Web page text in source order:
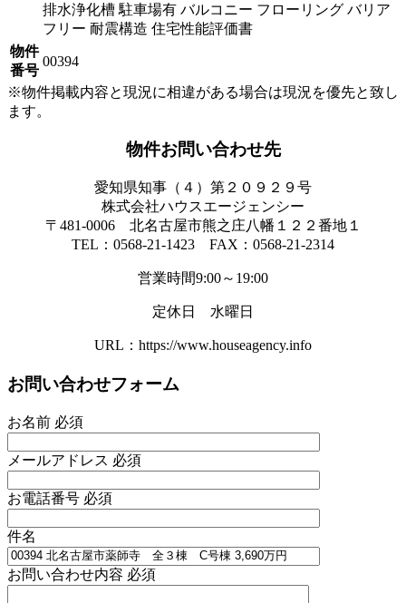
排水浄化槽 駐車場有 バルコニー フローリング バリア
フリー 耐震構造 住宅性能評価書
物件
番号
00394
※物件掲載内容と現況に相違がある場合は現況を優先と致し
ます。
物件お問い合わせ先
愛知県知事（４）第２０９２９号
株式会社ハウスエージェンシー
〒481-0006 北名古屋市熊之庄八幡１２２番地１
TEL：0568-21-1423 FAX：0568-21-2314
営業時間9:00～19:00
定休日 水曜日
URL：https://www.houseagency.info
お問い合わせフォーム
お名前 必須
メールアドレス 必須
お電話番号 必須
件名
お問い合わせ内容 必須